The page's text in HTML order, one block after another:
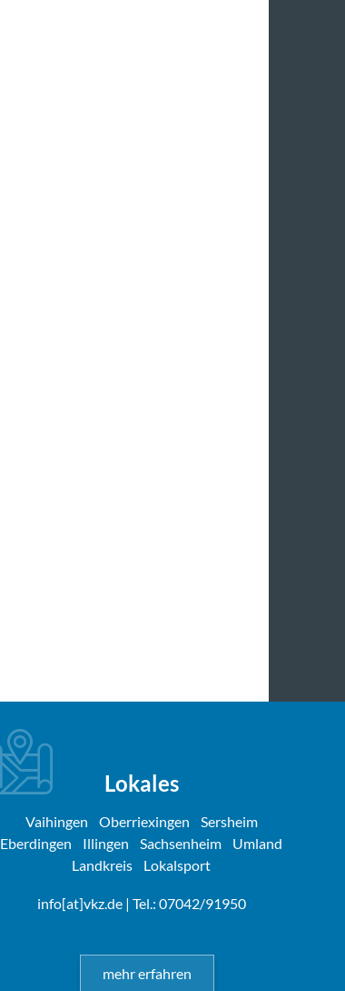
Lokales
Vaihingen Oberriexingen
Sersheim
Eberdingen
Illingen Sachsenheim
Umland
Landkreis
Lokalsport
info[at]vkz.de| Tel.: 07042/91950
mehr erfahren